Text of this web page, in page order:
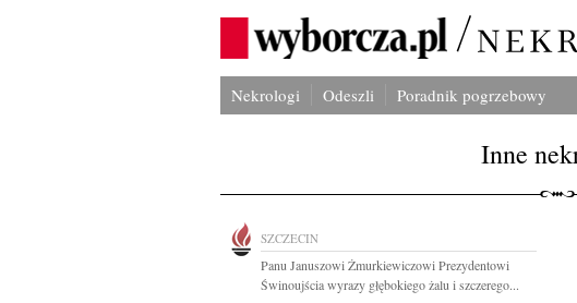
Nekrologi Odeszli Poradnik pogrzebowy
Inne
SZCZECIN
Panu Januszowi Żmurkiewiczowi Prezydentowi
Świnoujścia wyrazy głębokiego żalu i szczerego...